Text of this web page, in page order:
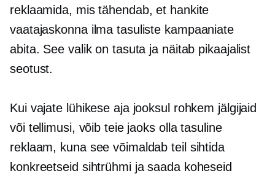
reklaamida, mis tähendab, et hankite
vaatajaskonna ilma tasuliste kampaaniate
abita. See valik on tasuta ja näitab pikaajalist
seotust.
Kui vajate lühikese aja jooksul rohkem jälgijaid
või tellimusi, võib teie jaoks olla tasuline
reklaam, kuna see võimaldab teil sihtida
konkreetseid sihtrühmi ja saada koheseid